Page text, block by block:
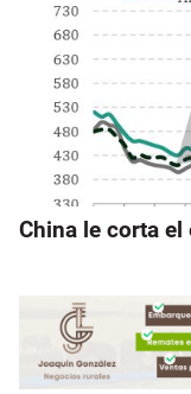
China le corta